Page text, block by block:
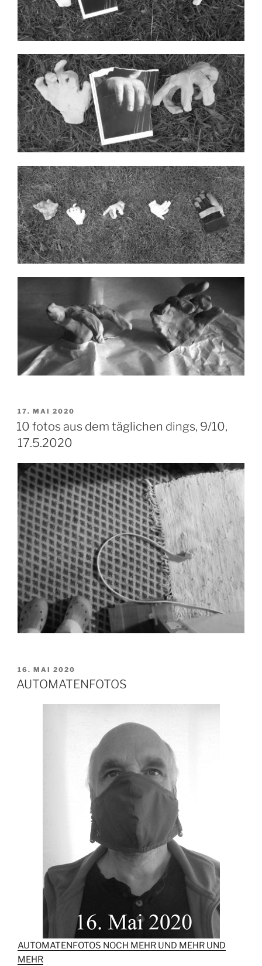
VERÖFFENTLICHT
AM
17. MAI 2020
10 fotos aus dem täglichen dings, 9/10,
17.5.2020
VERÖFFENTLICHT
AM
16. MAI 2020
AUTOMATENFOTOS
AUTOMATENFOTOS NOCH MEHR UND MEHR UND
MEHR